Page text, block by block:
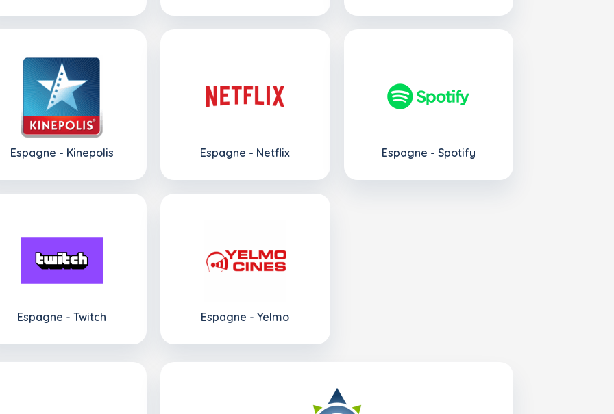
Espagne - Kinepolis Espagne - Netflix Espagne - Spotify
Espagne - Twitch Espagne - Yelmo